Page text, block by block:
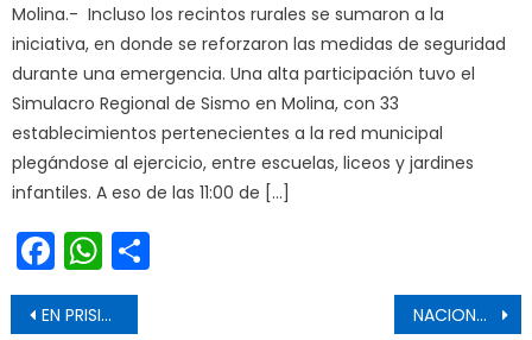
Molina.- Incluso los recintos rurales se sumaron a la
iniciativa, en donde se reforzaron las medidas de seguridad
durante una emergencia. Una alta participación tuvo el
Simulacro Regional de Sismo en Molina, con 33
establecimientos pertenecientes a la red municipal
plegándose al ejercicio, entre escuelas, liceos y jardines
infantiles. A eso de las 11:00 de […]
Facebook
WhatsApp
Navegación de entradas
EN PRISIÓN CONDUCTOR QUE EN ESTADO DE EBRIEDAD ATROPELLÓ ADOLECENTE NACIONAL DE CROSS COUNTRY ABRIÓ LA TEMPORADA ATLÉTICA